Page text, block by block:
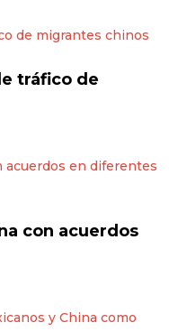
tráfico de
con acuerdos